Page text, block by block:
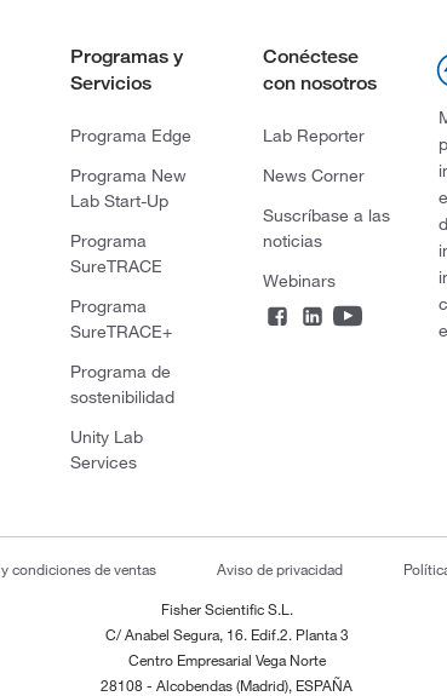
Programas y
Servicios
Programa Edge
Programa New
Lab Start-Up
Programa
SureTRACE
Programa
SureTRACE+
Programa de
sostenibilidad
Unity Lab
Services
Conéctese
con nosotros
Lab Reporter
News Corner
Suscríbase a las
noticias
Webinars
condiciones de ventas Aviso de privacidad
Fisher Scientific S.L.
C/ Anabel Segura, 16. Edif.2. Planta 3
Centro Empresarial Vega Norte
28108 - Alcobendas (Madrid), ESPAÑA